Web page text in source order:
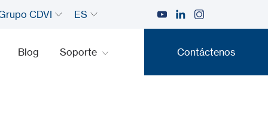
CDVI ES
Blog Soporte Contáctenos